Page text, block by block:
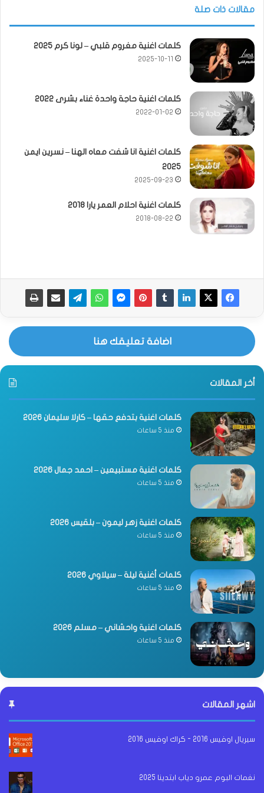
مقالات ذات صلة
كلمات اغنية مغروم قلبي – لونا كرم 2025
2025-10-11
كلمات اغنية حاجة واحدة غناء بشرى 2022
2022-01-02
كلمات اغنية انا شفت معاه الهنا – نسرين ايمن
2025
2025-09-23
كلمات اغنية احلام العمر يارا 2018
2018-08-22
اضافة تعليقك هنا
أخر المقالات
كلمات اغنية بتدفع حقها – كارلا سليمان 2026
منذ 5 ساعات
كلمات اغنية مستبيعين – احمد جمال 2026
منذ 5 ساعات
كلمات اغنية زهر ليمون – بلقيس 2026
منذ 5 ساعات
كلمات أغنية ليلة – سيلاوي 2026
منذ 5 ساعات
كلمات اغنية واحشاني – مسلم 2026
منذ 5 ساعات
اشهر المقالات
سيريال اوفيس 2016 - كراك اوفيس 2016
نغمات البوم عمرو دياب ابتدينا 2025